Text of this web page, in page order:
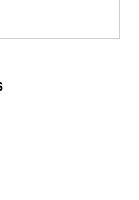
et de garantie.